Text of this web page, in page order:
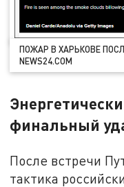
ПОЖАР В ХАРЬКОВЕ
NEWS24.COM
финальный
После встречи
тактика